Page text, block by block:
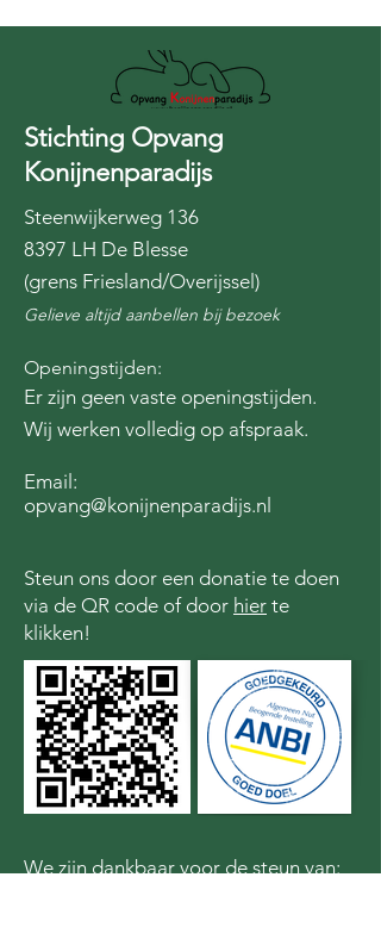
Stichting Opvang
Konijnenparadijs
Steenwijkerweg 136
8397 LH De Blesse
(grens Friesland/Overijssel)
Gelieve altijd aanbellen bij bezoek
Openingstijden:
Er zijn geen vaste openingstijden.
Wij werken volledig op afspraak.
Email:
opvang@konijnenparadijs.nl
Steun ons door een donatie te doen
via de QR code of door hier te
klikken!
We zijn dankbaar voor de steun van: